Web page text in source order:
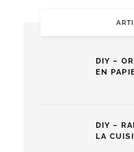
DIY –
EN
DIY –
LA